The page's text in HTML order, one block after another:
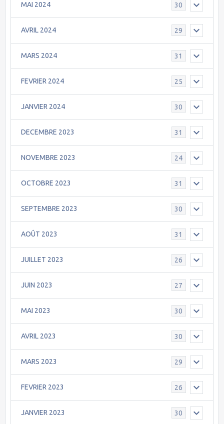
MAI 2024 30
AVRIL 2024 29
MARS 2024 31
FEVRIER 2024 25
JANVIER 2024 30
DECEMBRE 2023 31
NOVEMBRE 2023 24
OCTOBRE 2023 31
SEPTEMBRE 2023 30
AOÛT 2023 31
JUILLET 2023 26
JUIN 2023 27
MAI 2023 30
AVRIL 2023 30
MARS 2023 29
FEVRIER 2023 26
JANVIER 2023 30